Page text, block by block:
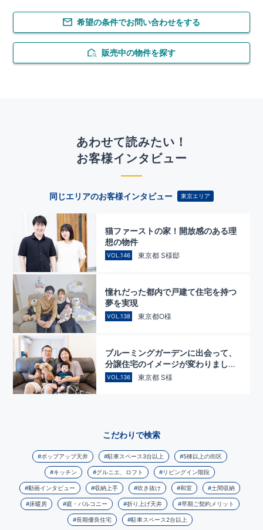
希望の条件でお問い合わせをする
販売中の物件を探す
あわせて読みたい！
お客様インタビュー
同じエリアのお客様インタビュー 東京エリア
猫ファーストの家！開放感のある理
想の物件
VOL.146 東京都 S様邸
憧れだった都内で戸建て住宅を持つ
夢を実現
VOL.138 東京都O様
ブルーミングガーデンに出会って、
分譲住宅のイメージが変わりまし
た！
VOL.136 東京都 S様
こだわりで検索
ポップアップ天井 駐車スペース3台以上 5棟以上の街区
キッチン グルニエ、ロフト リビングイン階段
動画インタビュー 収納上手 吹き抜け 和室 土間収納
床暖房 庭・バルコニー 折り上げ天井 早期ご契約メリット
長期優良住宅 駐車スペース2台以上